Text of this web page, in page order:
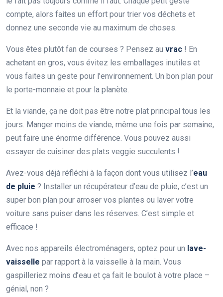
compte, alors faites un effort pour trier vos déchets et
donnez une seconde vie au maximum de choses.
Vous êtes plutôt fan de courses ? Pensez au vrac ! En
achetant en gros, vous évitez les emballages inutiles et
vous faites un geste pour l’environnement. Un bon plan pour
le porte-monnaie et pour la planète.
Et la viande, ça ne doit pas être notre plat principal tous les
jours. Manger moins de viande, même une fois par semaine,
peut faire une énorme différence. Vous pouvez aussi
essayer de cuisiner des plats veggie succulents !
Avez-vous déjà réfléchi à la façon dont vous utilisez l’eau
de pluie ? Installer un récupérateur d’eau de pluie, c’est un
super bon plan pour arroser vos plantes ou laver votre
voiture sans puiser dans les réserves. C’est simple et
efficace !
Avec nos appareils électroménagers, optez pour un lave-
vaisselle par rapport à la vaisselle à la main. Vous
gaspilleriez moins d’eau et ça fait le boulot à votre place –
génial, non ?